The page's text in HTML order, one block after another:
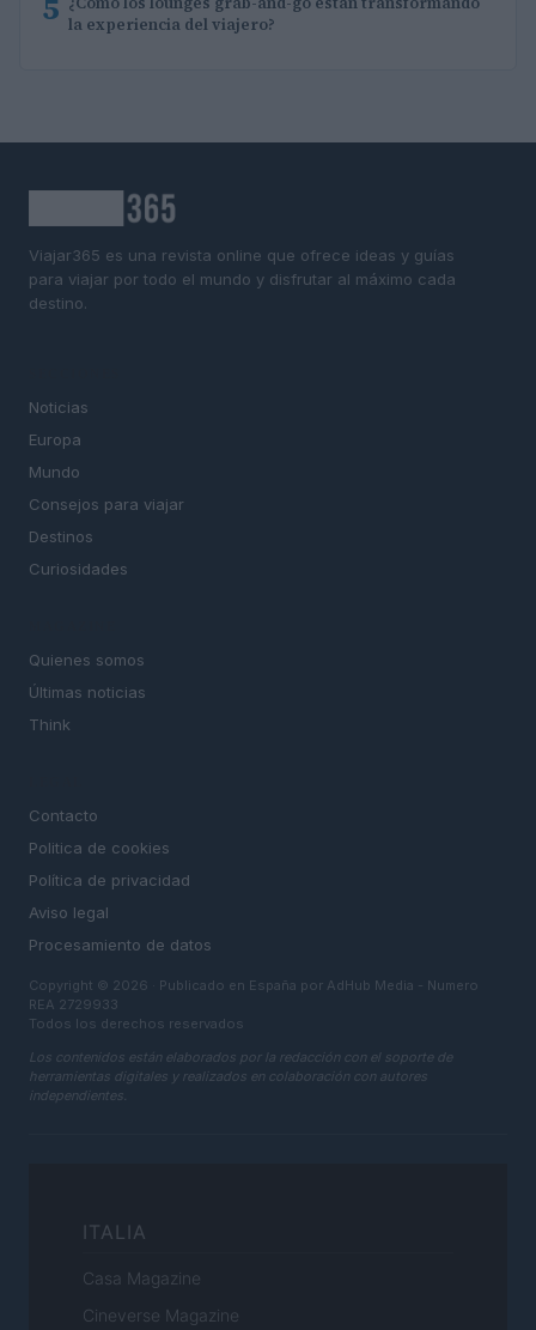
la experiencia del viajero?
Viajar365 es una revista online que ofrece ideas y guías
para viajar por todo el mundo y disfrutar al máximo cada
destino.
Noticias
Europa
Mundo
Consejos para viajar
Destinos
Curiosidades
Quienes somos
Últimas noticias
Think
Contacto
Politica de cookies
Política de privacidad
Aviso legal
Procesamiento de datos
Copyright © 2026 · Publicado en España por AdHub Media - Numero
REA 2729933
Todos los derechos reservados
Los contenidos están elaborados por la redacción con el soporte de
herramientas digitales y realizados en colaboración con autores
independientes.
ITALIA
Casa Magazine
Cineverse Magazine